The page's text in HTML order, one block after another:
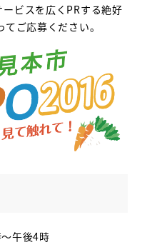
ビスを広くPRする絶好
ご応募ください。
午後4時